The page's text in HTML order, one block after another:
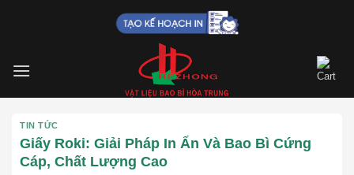
TIN TỨC
Giấy Roki: Giải Pháp In Ấn Và Bao Bì Cứng
Cáp, Chất Lượng Cao